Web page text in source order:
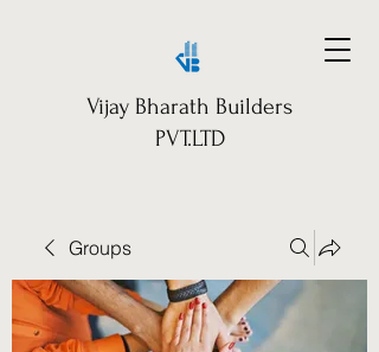
Vijay Bharath Builders
PVT.LTD
Groups